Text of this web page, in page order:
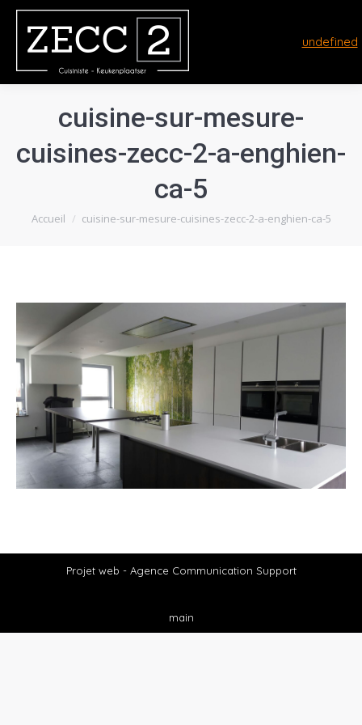
undefined
cuisine-sur-mesure-
cuisines-zecc-2-a-enghien-
ca-5
Vous êtes ici :
Accueil cuisine-sur-mesure-cuisines-zecc-2-a-enghien-ca-5
Projet web - Agence Communication Support
main